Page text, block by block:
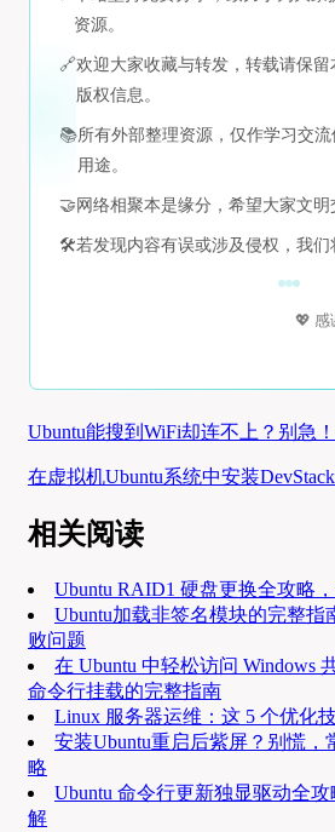
资源。
🔗欢迎大家收藏与转发，转载请保
版权信息。
📚所有外部整理资源，仅作学习交
用途。
🤝 网络相聚本是缘分，希望大家文明
🛠️若发现内容有误或涉及侵权，我们
💖 感
Ubuntu能搜到WiFi却连不上？别急
在虚拟机Ubuntu系统中安装
相关阅读
Ubuntu RAID1 硬盘更换全攻略
Ubuntu加载非签名模块的完整指
败问题
在 Ubuntu 中轻松访问 Windows
命令行挂载的完整指南
Linux 服务器运维：这 5 个优化
安装Ubuntu重启后紫屏？别慌
略
Ubuntu 命令行更新独显驱动全
解